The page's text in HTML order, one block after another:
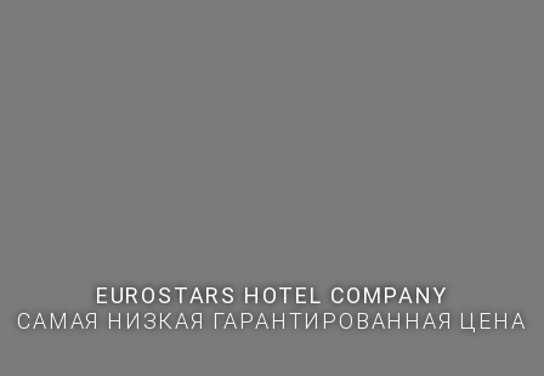
EUROSTARS HOTEL COMPANY
САМАЯ НИЗКАЯ ГАРАНТИРОВАННАЯ ЦЕНА